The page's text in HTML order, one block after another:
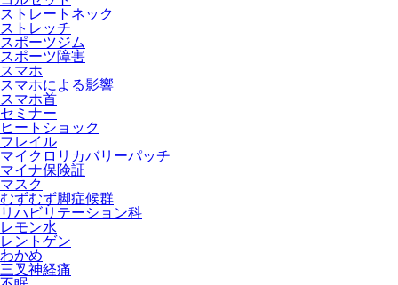
ストレートネック
ストレッチ
スポーツジム
スポーツ障害
スマホ
スマホによる影響
スマホ首
セミナー
ヒートショック
フレイル
マイクロリカバリーパッチ
マイナ保険証
マスク
むずむず脚症候群
リハビリテーション科
レモン水
レントゲン
わかめ
三叉神経痛